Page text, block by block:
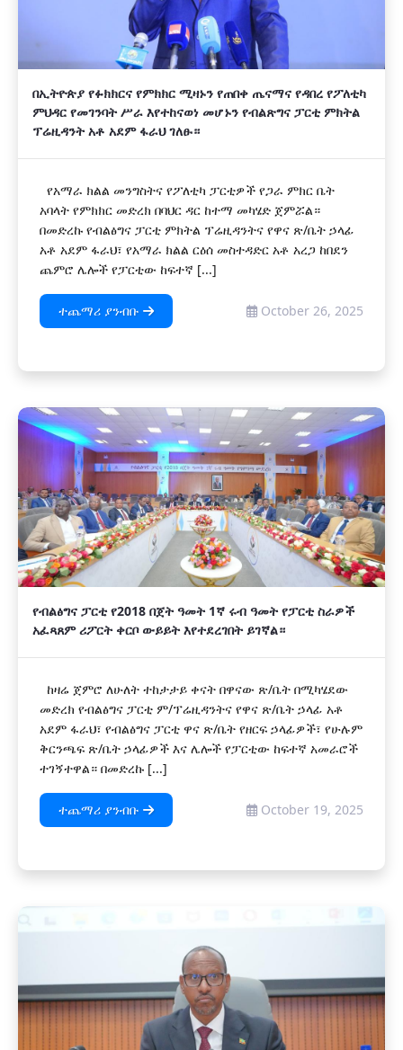
በኢትዮጵያ የፉክክርና የምክክር ሚዛኑን የጠበቀ ጤናማና የዳበረ የፖለቲካ
ምህዳር የመገንባት ሥራ እየተከናወነ መሆኑን የብልጽግና ፓርቲ ምክትል
ፕሬዚዳንት አቶ አደም ፋራህ ገለፁ።
የአማራ ክልል መንግስትና የፖለቲካ ፓርቲዎች የጋራ ምክር ቤት
አባላት የምክክር መድረክ በባህር ዳር ከተማ መካሄድ ጀምሯል።
በመድረኩ የብልፅግና ፓርቲ ምክትል ፕሬዚዳንትና የዋና ጽ/ቤት ኃላፊ
አቶ አደም ፋራህ፣ የአማራ ክልል ርዕሰ መስተዳድር አቶ አረጋ ከበደን
ጨምሮ ሌሎች የፓርቲው ከፍተኛ [...]
ተጨማሪ ያንብቡ October 26, 2025
የብልፅግና ፓርቲ የ2018 በጀት ዓመት 1ኛ ሩብ ዓመት የፓርቲ ስራዎች
አፈጻጸም ሪፖርት ቀርቦ ውይይት እየተደረገበት ይገኛል።
ከዛሬ ጀምሮ ለሁለት ተከታታይ ቀናት በዋናው ጽ/ቤት በሚካሄደው
መድረክ የብልፅግና ፓርቲ ም/ፕሬዚዳንትና የዋና ጽ/ቤት ኃላፊ አቶ
አደም ፋራህ፣ የብልፅግና ፓርቲ ዋና ጽ/ቤት የዘርፍ ኃላፊዎች፣ የሁሉም
ቅርንጫፍ ጽ/ቤት ኃላፊዎች እና ሌሎች የፓርቲው ከፍተኛ አመራሮች
ተገኝተዋል። በመድረኩ [...]
ተጨማሪ ያንብቡ October 19, 2025